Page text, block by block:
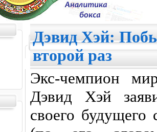
Дэвид Хэй:
второй раз
Экс-чемпион
Дэвид Хэй
своего будущего